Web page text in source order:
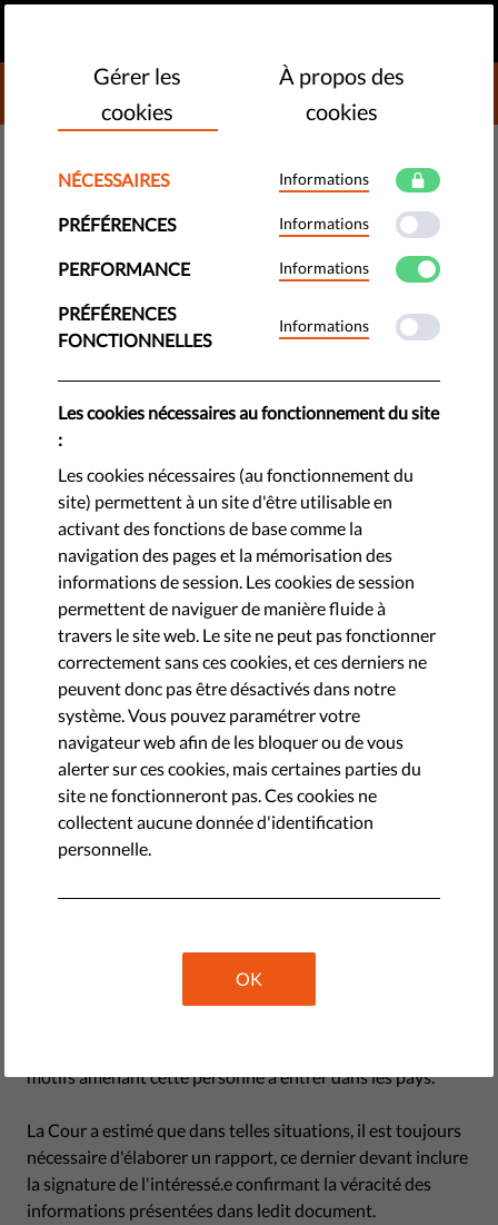
DONATE TO LIBERTIES
En Pologne, le réfugié
tchétchène qui s'était vu refuser
l'entrée obtient gain de cause
devant la justice
Le Tribunal administratif de Varsovie a donné raison à un
réfugié tchétchène dont les droits ont été violés lors de sa
tentative d'entrer sur le territoire polonais, conformément au
droit en matière de protection internationale.
by Polish Helsinki Foundation for Human Rights
juin 14, 2017
Le tribunal administratif de Varsovie a prononcé un
jugement en faveur d'un réfugié tchétchène dont la
demande de protection internationale, effectuée au
poste frontalier de Terespol, avait été rejeté par la
garde frontalière polonaise.
La décision de la garde frontalière de rejeter la demande
s'est accompagnée d'un ordre refusant l'entrée sur le
territoire national à ce réfugié, fondé sur une note d'un
agent de la garde frontalière du poste de Tersespol, qui
indiquait que la personne en question souhait entrer en
motifs amenant cette personne à entrer dans les pays.
La Cour a estimé que dans telles situations, il est toujours
nécessaire d'élaborer un rapport, ce dernier devant inclure
la signature de l'intéressé.e confirmant la véracité des
informations présentées dans ledit document.
Gérer les
cookies
À propos des
cookies
NÉCESSAIRES Informations
PRÉFÉRENCES Informations
PERFORMANCE Informations
PRÉFÉRENCES
FONCTIONNELLES
Informations
Les cookies nécessaires au fonctionnement du site
:
Les cookies nécessaires (au fonctionnement du
site) permettent à un site d'être utilisable en
activant des fonctions de base comme la
navigation des pages et la mémorisation des
informations de session. Les cookies de session
permettent de naviguer de manière fluide à
travers le site web. Le site ne peut pas fonctionner
correctement sans ces cookies, et ces derniers ne
peuvent donc pas être désactivés dans notre
système. Vous pouvez paramétrer votre
navigateur web afin de les bloquer ou de vous
alerter sur ces cookies, mais certaines parties du
site ne fonctionneront pas. Ces cookies ne
collectent aucune donnée d'identification
personnelle.
OK